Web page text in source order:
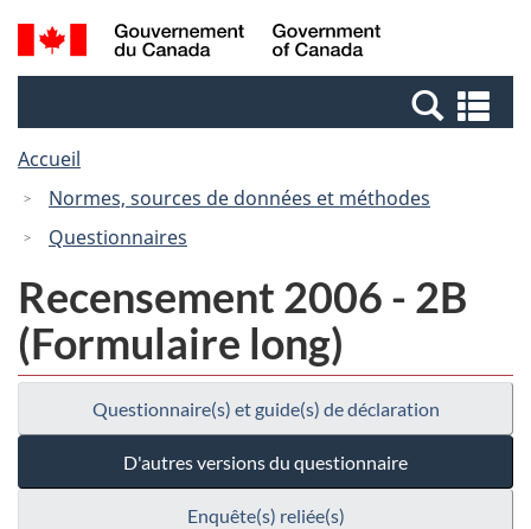
Passer
au
Passer
à
Canada
Recherche
et
et
Accueil
Normes, sources de données et méthodes
Questionnaires
Recensement 2006 - 2B
(Formulaire long)
Questionnaire(s) et guide(s) de déclaration
D'autres versions du questionnaire
Enquête(s) reliée(s)